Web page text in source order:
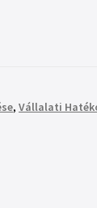
, Vállalati